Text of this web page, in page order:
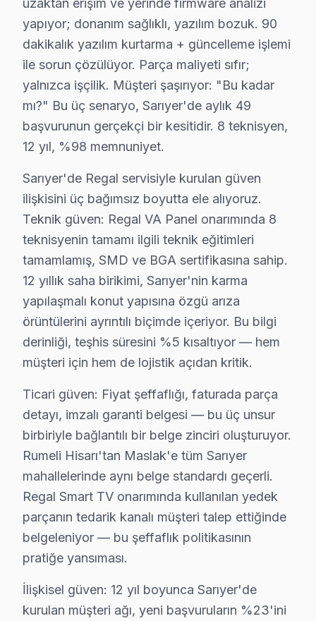
Kazım Karabekir Paşa'da Regal TV Servisi
Kazım Karabekir Paşa, sosyal yapısıyla dikkat
Kısırkaya'da Regal TV Servisi
Kısırkaya, doğayla iç içe huzurlu bir yaşam sunar.
Kireçburnu'da Regal TV Servisi
Kireçburnu, sahil manzarasıyla göz alıcı bir
Kilyos'ta Regal TV Servisi
Kilyos, doğal güzellikleriyle dolu bir yerleşim. Regal
Kocataş'ta Regal TV Servisi
Kocataş, yeşil doğasıyla öne çıkan bir mahalle.
Maden'de Regal TV Servisi
Maden, tarihi dokusu ve sakin atmosferiyle dikkat
Maslak'ta Regal TV Servisi
Pınar'da Regal TV Servisi
Pınar, doğal güzellikleriyle tanınan bir mahalle.
Poligon'da Regal TV Servisi
Poligon, genç nüfusun ağırlıklı olduğu bir mahalle
Ptt Evleri'nde Regal TV Servisi
Ptt Evleri, kalabalık bir yerleşim alanı olarak ailelerin
Reşitpaşa'da Regal TV Servisi
Reşitpaşa, geniş daireleri ve sosyal olanakları ile
uzaktan erişim ve yerinde firmware analizi
yapıyor; donanım sağlıklı, yazılım bozuk. 90
dakikalık yazılım kurtarma + güncelleme işlemi
ile sorun çözülüyor. Parça maliyeti sıfır;
yalnızca işçilik. Müşteri şaşırıyor: "Bu kadar
mı?" Bu üç senaryo, Sarıyer'de aylık 49
başvurunun gerçekçi bir kesitidir. 8 teknisyen,
12 yıl, %98 memnuniyet.
Sarıyer'de Regal servisiyle kurulan güven
ilişkisini üç bağımsız boyutta ele alıyoruz.
Teknik güven: Regal VA Panel onarımında 8
teknisyenin tamamı ilgili teknik eğitimleri
tamamlamış, SMD ve BGA sertifikasına sahip.
12 yıllık saha birikimi, Sarıyer'nin karma
yapılaşmalı konut yapısına özgü arıza
örüntülerini ayrıntılı biçimde içeriyor. Bu bilgi
derinliği, teşhis süresini %5 kısaltıyor — hem
müşteri için hem de lojistik açıdan kritik.
Ticari güven: Fiyat şeffaflığı, faturada parça
detayı, imzalı garanti belgesi — bu üç unsur
birbiriyle bağlantılı bir belge zinciri oluşturuyor.
Rumeli Hisarı'tan Maslak'e tüm Sarıyer
mahallelerinde aynı belge standardı geçerli.
Regal Smart TV onarımında kullanılan yedek
parçanın tedarik kanalı müşteri talep ettiğinde
belgeleniyor — bu şeffaflık politikasının
pratiğe yansıması.
İlişkisel güven: 12 yıl boyunca Sarıyer'de
kurulan müşteri ağı, yeni başvuruların %23'ini